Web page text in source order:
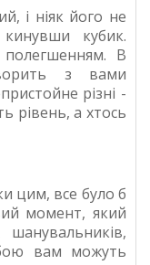
і ніяк його не
кубик.
В
з вами
різні -
рівень, а хтось
цим, все було б
момент, який
вам можуть